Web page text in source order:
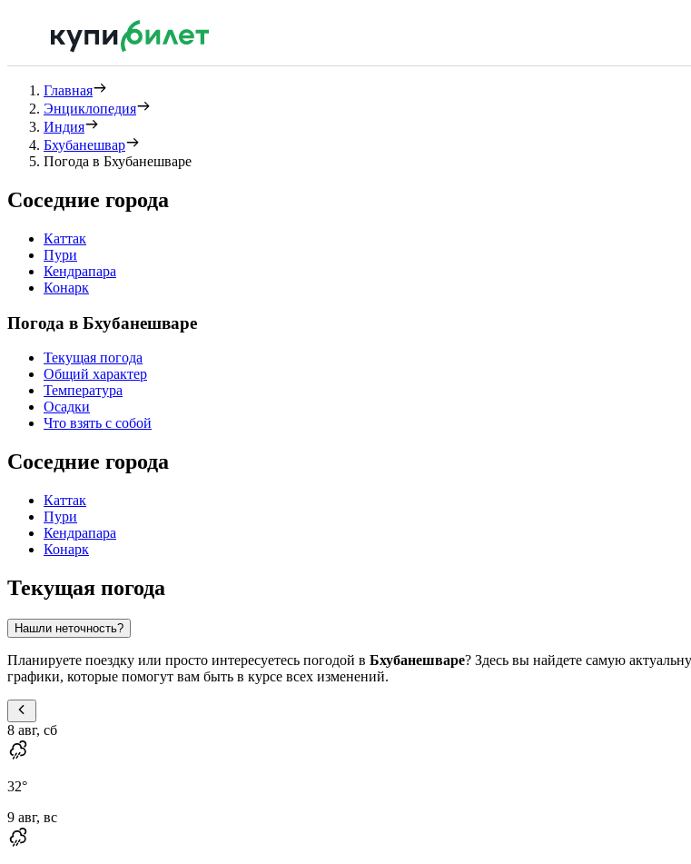
Главная
Энциклопедия
Индия
Бхубанешвар
Погода в Бхубанешваре
Соседние города
Каттак
Пури
Кендрапара
Конарк
Погода в Бхубанешваре
Текущая погода
Общий характер
Температура
Осадки
Что взять с собой
Соседние города
Каттак
Пури
Кендрапара
Конарк
Текущая погода
Нашли неточность?
Планируете поездку или просто интересуетесь погодой в Бхубанешваре? Здесь вы найдете самую
графики, которые помогут вам быть в курсе всех изменений.
8 авг, сб
32°
9 авг, вс